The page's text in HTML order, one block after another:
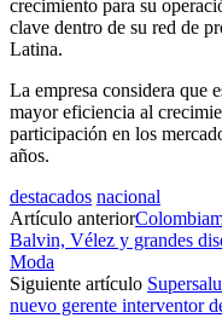
crecimiento para su
clave dentro de su red de
Latina.
La empresa considera que
mayor eficiencia al
participación en los
años.
destacados nacional
Artículo anterior
Balvin, Vélez y grandes
Moda
Siguiente artículo
nuevo gerente interventor